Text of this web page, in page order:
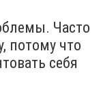
Часто
потому что
себя